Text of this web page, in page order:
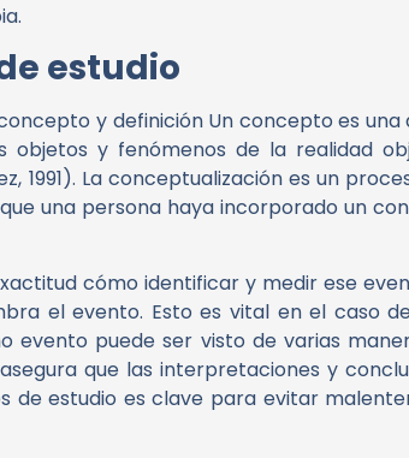
estudio
y definición Un concepto es
y fenómenos de la realidad
La conceptualización es un
una persona haya incorporado un
cómo identificar y medir ese
el evento. Esto es vital en el caso
evento puede ser visto de varias
que las interpretaciones y
estudio es clave para evitar